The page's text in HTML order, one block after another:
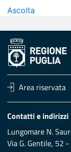
Ascolta
Area riservata
Contatti e indirizzi
Lungomare N.
Via G. Gentile, 52